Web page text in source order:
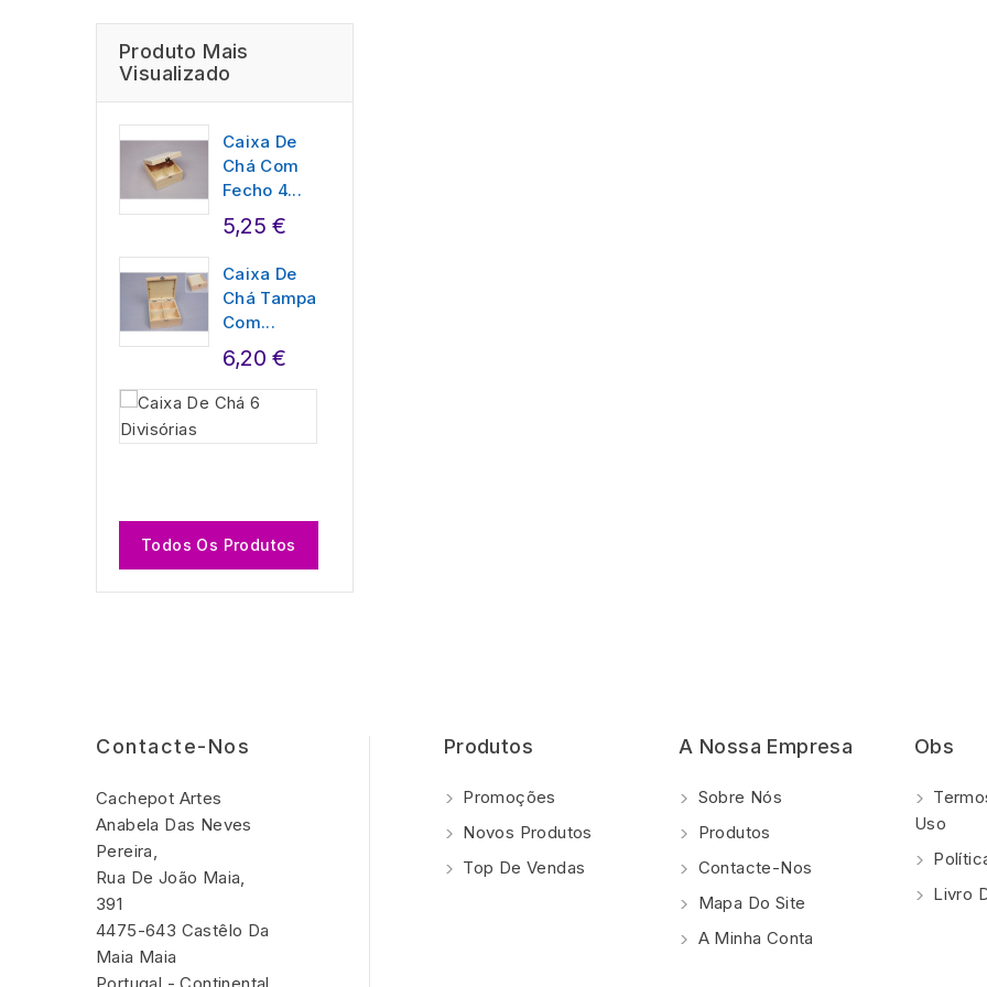
Produto Mais
Visualizado
Caixa De
Chá Com
Fecho 4...
5,25 €
Caixa De
Chá Tampa
Com...
6,20 €
Todos Os Produtos
Contacte-Nos
Cachepot Artes
Anabela Das Neves
Pereira,
Rua De João Maia,
391
4475-643 Castêlo Da
Maia Maia
Produtos
Promoções
Novos Produtos
Top De Vendas
A Nossa Empresa
Sobre Nós
Produtos
Contacte-Nos
Mapa Do Site
A Minha Conta
Obs
Uso
Livro